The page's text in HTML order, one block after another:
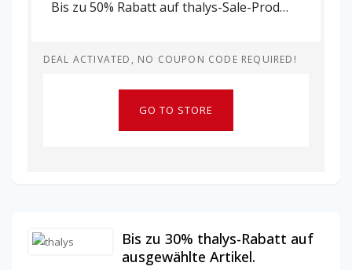
Bis zu 50% Rabatt auf thalys-Sale-Produkte.
DEAL ACTIVATED, NO COUPON CODE REQUIRED!
GO TO STORE
Bis zu 30% thalys-Rabatt auf
ausgewählte Artikel.